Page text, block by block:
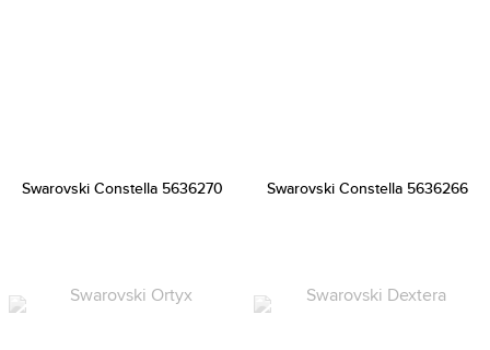
Swarovski Constella 5636270 Swarovski Constella 5636266